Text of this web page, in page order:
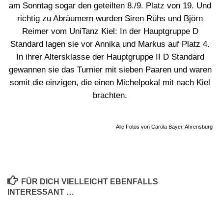
am Sonntag sogar den geteilten 8./9. Platz von 19. Und
richtig zu Abräumern wurden Siren Rühs und Björn
Reimer vom UniTanz Kiel: In der Hauptgruppe D
Standard lagen sie vor Annika und Markus auf Platz 4.
In ihrer Altersklasse der Hauptgruppe II D Standard
gewannen sie das Turnier mit sieben Paaren und waren
somit die einzigen, die einen Michelpokal mit nach Kiel
brachten.
Alle Fotos von Carola Bayer, Ahrensburg
FÜR DICH VIELLEICHT EBENFALLS
INTERESSANT …